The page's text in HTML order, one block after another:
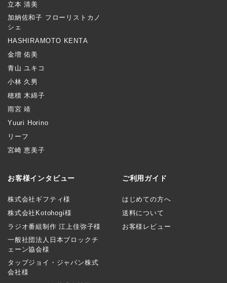
立本 清美
加納佐和子 フローリストカノ
シェ
HASHIRAMOTO KENTA
金増 佑美
青山 ユキコ
小林 久男
穂積 木綿子
雨宮 靖
Yuuri Horino
リーフ
宮崎 恵美子
お客様インタビュー
株式会社ギフティ様
株式会社Kotohogi様
ラジオ番組制作 江上佳弥子様
一般社団法人日本ブロックチ
ェーン協会様
タップジョイ・ジャパン株式
会社様
ご利用ガイド
はじめての方へ
送料について
お客様レビュー